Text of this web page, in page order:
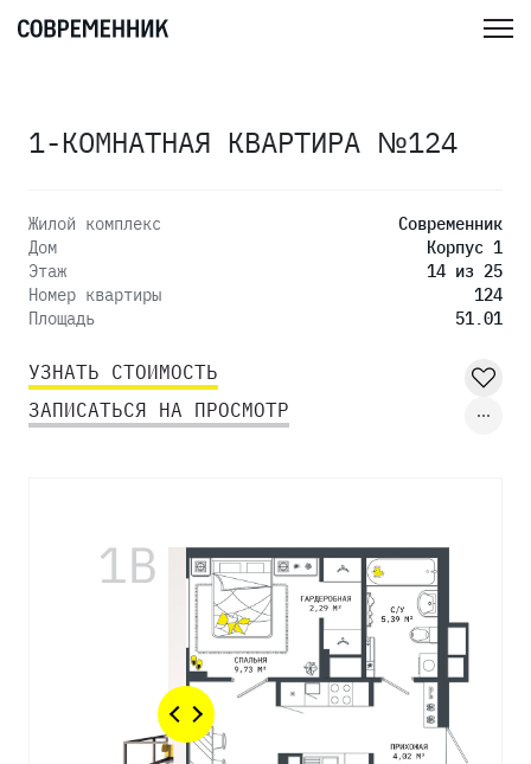
1-КОМНАТНАЯ КВАРТИРА №124
Жилой комплекс
Современник
Дом
Корпус 1
Этаж
14 из 25
Номер квартиры
124
Площадь
51.01
УЗНАТЬ СТОИМОСТЬ
ЗАПИСАТЬСЯ НА ПРОСМОТР